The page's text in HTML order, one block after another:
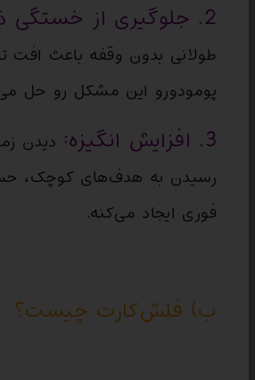
2. جلوگیری از خستگی ذهنی:
طولانی بدون وقفه باعث افت
پومودورو این مشکل رو حل
3. افزایش انگیزه:
دیدن
رسیدن به هدف‌های کوچک،
فوری ایجاد می‌کنه.
ب) فلش‌کارت چیست؟